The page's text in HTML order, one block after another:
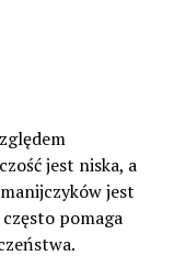
jest niska, a
jest
pomaga